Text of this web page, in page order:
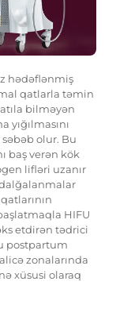
hədəflənmiş
qatlarla təmin
bilməyən
olur. Bu
baş verən kök
lifləri uzanır
HIFU
etdirən tədrici
postpartum
zonalarında
xüsusi olaraq